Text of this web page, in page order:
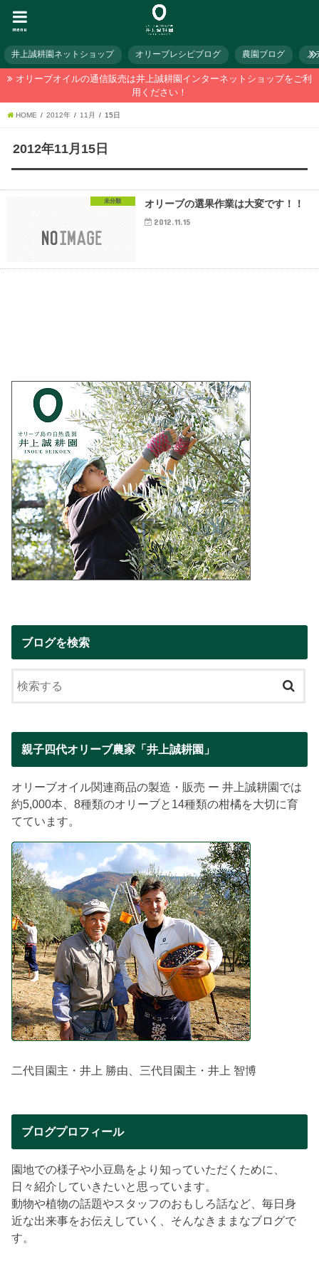
menu
井上誠耕園ネットショップ オリーブレシピブログ 農園ブログ メ
オリーブオイルの通信販売は井上誠耕園インターネットショップをご利
用ください！
HOME 2012年 11月 15日
2012年11月15日
未分類 オリーブの選果作業は大変です！！
2012.11.15
ブログを検索
親子四代オリーブ農家「井上誠耕園」
オリーブオイル関連商品の製造・販売 ー 井上誠耕園では
約5,000本、8種類のオリーブと14種類の柑橘を大切に育
てています。
二代目園主・井上 勝由、三代目園主・井上 智博
ブログプロフィール
園地での様子や小豆島をより知っていただくために、
日々紹介していきたいと思っています。
動物や植物の話題やスタッフのおもしろ話など、毎日身
近な出来事をお伝えしていく、そんなきままなブログで
す。